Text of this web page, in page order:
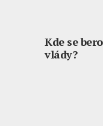
Kde se
vlády?